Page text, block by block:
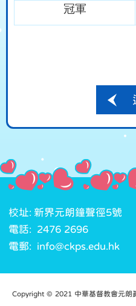
冠軍
校址: 新界元朗鐘聲徑5號
電話: 2476 2696
電郵: info@ckps.edu.hk
Copyright © 2021 中華基督教會元朗